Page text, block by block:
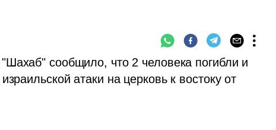
сообщило, что 2 человека погибли и
атаки на церковь к востоку от